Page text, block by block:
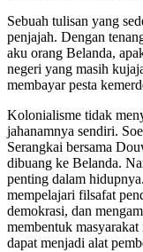
Sebuah tulisan yang
penjajah. Dengan
aku orang Belanda,
negeri yang masih
membayar pesta
Kolonialisme tidak
jahanamnya sendiri.
Serangkai bersama
dibuang ke Belanda.
penting dalam
mempelajari filsafat
demokrasi, dan
membentuk
dapat menjadi alat